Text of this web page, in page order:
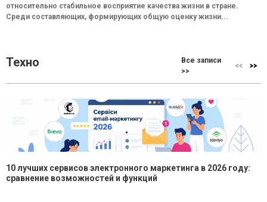
относительно стабильное восприятие качества жизни в стране.
Среди составляющих, формирующих общую оценку жизни...
Техно
Все записи
>>
10 лучших сервисов электронного маркетинга в 2026 году:
сравнение возможностей и функций